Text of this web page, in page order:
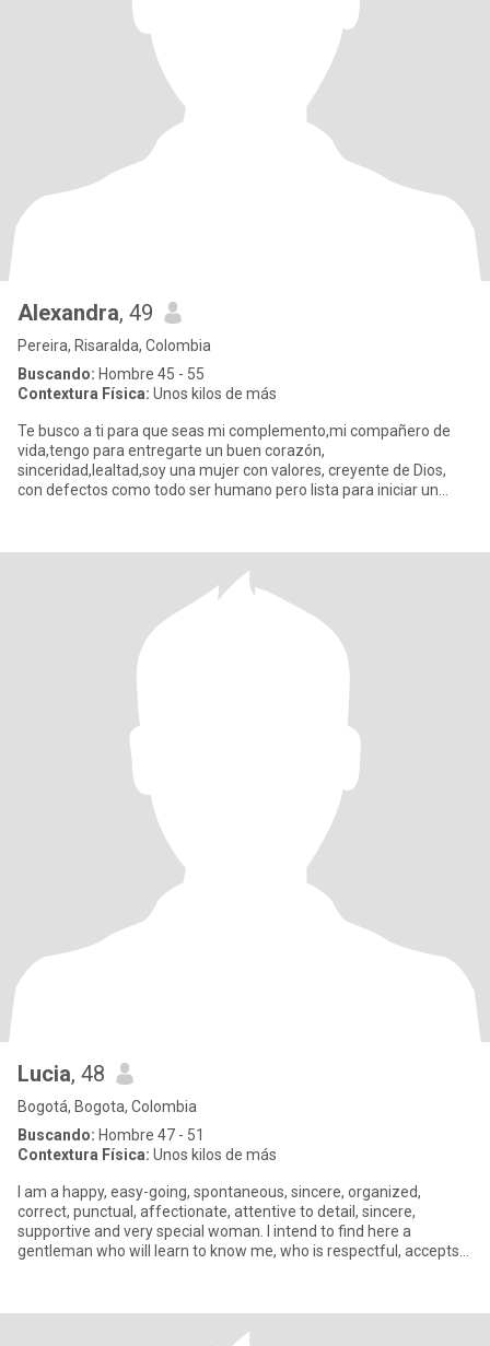
Alexandra, 49
Pereira, Risaralda, Colombia
Buscando: Hombre 45 - 55
Contextura Física: Unos kilos de más
Te busco a ti para que seas mi complemento,mi compañero de
vida,tengo para entregarte un buen corazón,
sinceridad,lealtad,soy una mujer con valores, creyente de Dios,
con defectos como todo ser humano pero lista para iniciar un
Lucia, 48
Bogotá, Bogota, Colombia
Buscando: Hombre 47 - 51
Contextura Física: Unos kilos de más
I am a happy, easy-going, spontaneous, sincere, organized,
correct, punctual, affectionate, attentive to detail, sincere,
supportive and very special woman. I intend to find here a
gentleman who will learn to know me, who is respectful, accepts